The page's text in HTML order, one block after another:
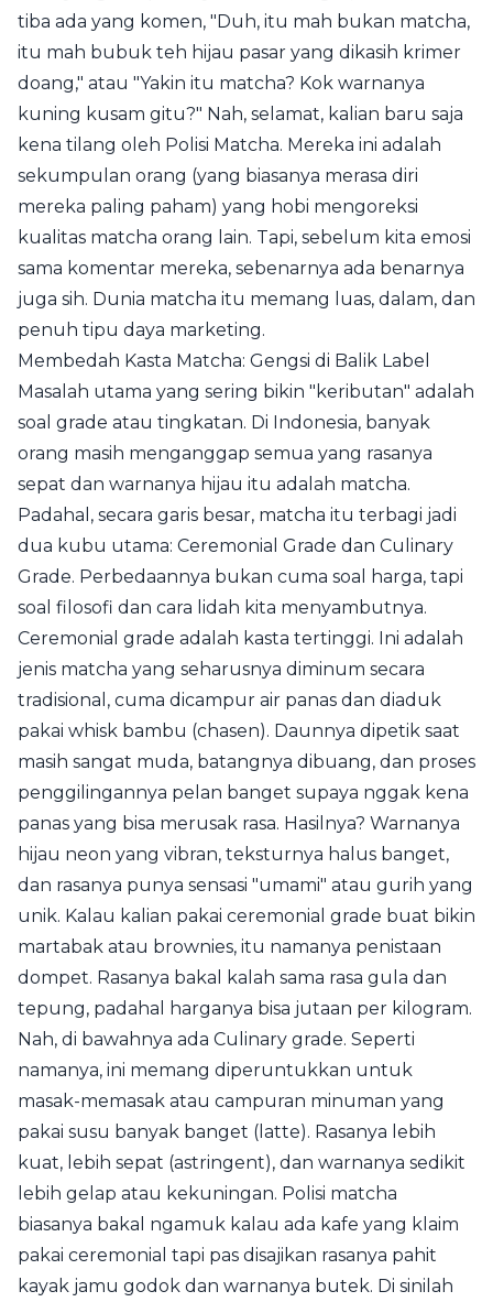
tiba ada yang komen, "Duh, itu mah bukan matcha,
itu mah bubuk teh hijau pasar yang dikasih krimer
doang," atau "Yakin itu matcha? Kok warnanya
kuning kusam gitu?" Nah, selamat, kalian baru saja
kena tilang oleh Polisi Matcha. Mereka ini adalah
sekumpulan orang (yang biasanya merasa diri
mereka paling paham) yang hobi mengoreksi
kualitas matcha orang lain. Tapi, sebelum kita emosi
sama komentar mereka, sebenarnya ada benarnya
juga sih. Dunia matcha itu memang luas, dalam, dan
penuh tipu daya marketing.
Membedah Kasta Matcha: Gengsi di Balik Label
Masalah utama yang sering bikin "keributan" adalah
soal grade atau tingkatan. Di Indonesia, banyak
orang masih menganggap semua yang rasanya
sepat dan warnanya hijau itu adalah matcha.
Padahal, secara garis besar, matcha itu terbagi jadi
dua kubu utama: Ceremonial Grade dan Culinary
Grade. Perbedaannya bukan cuma soal harga, tapi
soal filosofi dan cara lidah kita menyambutnya.
Ceremonial grade adalah kasta tertinggi. Ini adalah
jenis matcha yang seharusnya diminum secara
tradisional, cuma dicampur air panas dan diaduk
pakai whisk bambu (chasen). Daunnya dipetik saat
masih sangat muda, batangnya dibuang, dan proses
penggilingannya pelan banget supaya nggak kena
panas yang bisa merusak rasa. Hasilnya? Warnanya
hijau neon yang vibran, teksturnya halus banget,
dan rasanya punya sensasi "umami" atau gurih yang
unik. Kalau kalian pakai ceremonial grade buat bikin
martabak atau brownies, itu namanya penistaan
dompet. Rasanya bakal kalah sama rasa gula dan
tepung, padahal harganya bisa jutaan per kilogram.
Nah, di bawahnya ada Culinary grade. Seperti
namanya, ini memang diperuntukkan untuk
masak-memasak atau campuran minuman yang
pakai susu banyak banget (latte). Rasanya lebih
kuat, lebih sepat (astringent), dan warnanya sedikit
lebih gelap atau kekuningan. Polisi matcha
biasanya bakal ngamuk kalau ada kafe yang klaim
pakai ceremonial tapi pas disajikan rasanya pahit
kayak jamu godok dan warnanya butek. Di sinilah